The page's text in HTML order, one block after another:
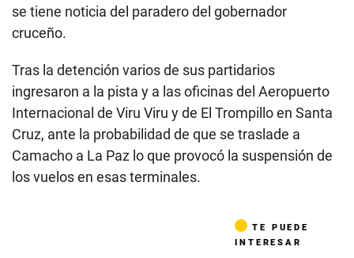
se tiene noticia del paradero del gobernador
cruceño.
Tras la detención varios de sus partidarios
ingresaron a la pista y a las oficinas del Aeropuerto
Internacional de Viru Viru y de El Trompillo en Santa
Cruz, ante la probabilidad de que se traslade a
Camacho a La Paz lo que provocó la suspensión de
los vuelos en esas terminales.
TE PUEDE
INTERESAR